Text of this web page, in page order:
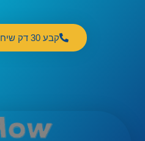
קבע 30 דק שיחת ייעוץ בחינם